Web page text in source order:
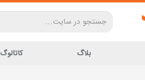
بلاگ کاتالوگ